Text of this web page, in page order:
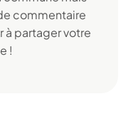
commentaire
à partager votre
!